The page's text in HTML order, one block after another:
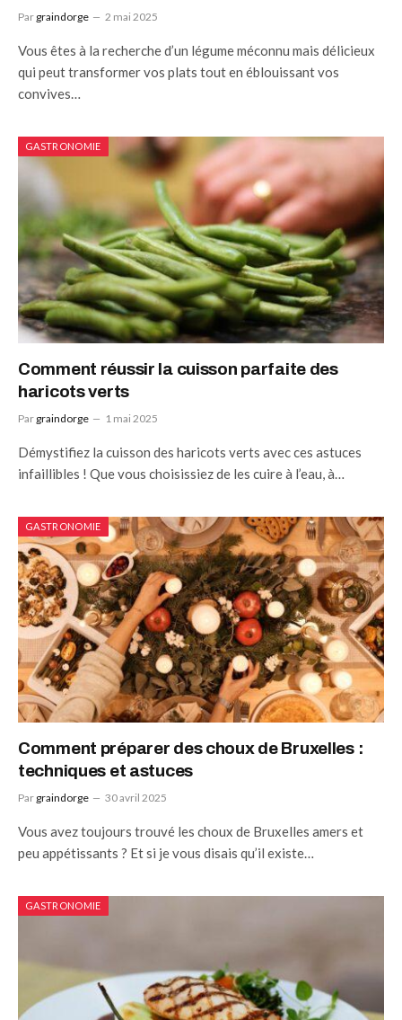
Par graindorge 2 mai 2025
Vous êtes à la recherche d’un légume méconnu mais délicieux
qui peut transformer vos plats tout en éblouissant vos
convives…
GASTRONOMIE
Comment réussir la cuisson parfaite des
haricots verts
Par graindorge 1 mai 2025
Démystifiez la cuisson des haricots verts avec ces astuces
infaillibles ! Que vous choisissiez de les cuire à l’eau, à…
GASTRONOMIE
Comment préparer des choux de Bruxelles :
techniques et astuces
Par graindorge 30 avril 2025
Vous avez toujours trouvé les choux de Bruxelles amers et
peu appétissants ? Et si je vous disais qu’il existe…
GASTRONOMIE